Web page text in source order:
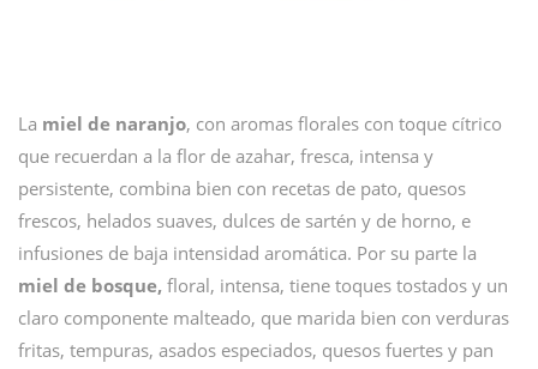
La miel de naranjo, con aromas florales con toque cítrico
que recuerdan a la flor de azahar, fresca, intensa y
persistente, combina bien con recetas de pato, quesos
frescos, helados suaves, dulces de sartén y de horno, e
infusiones de baja intensidad aromática. Por su parte la
miel de bosque, floral, intensa, tiene toques tostados y un
claro componente malteado, que marida bien con verduras
fritas, tempuras, asados especiados, quesos fuertes y pan